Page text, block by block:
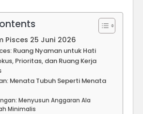
Pisces 25 Juni 2026
Ruang Nyaman untuk Hati
Prioritas, dan Ruang Kerja
Menata Tubuh Seperti Menata
Menyusun Anggaran Ala
Minimalis